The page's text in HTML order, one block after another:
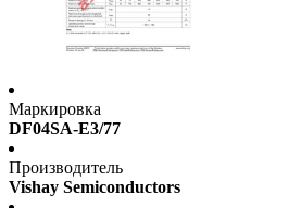
Маркировка
DF04SA-E3/77
Производитель
Vishay Semiconductors